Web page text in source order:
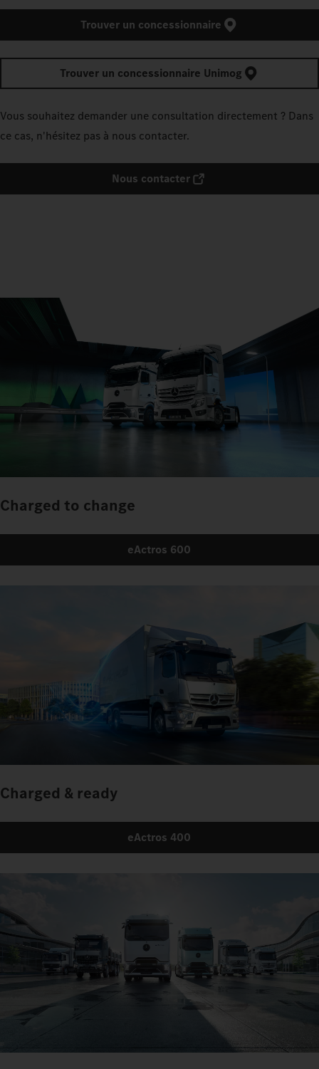
Trouver un concessionnaire
Trouver un concessionnaire Unimog
Vous souhaitez demander une consultation directement ? Dans
ce cas, n'hésitez pas à nous contacter.
Nous contacter
Charged to change
eActros 600
Charged & ready
eActros 400